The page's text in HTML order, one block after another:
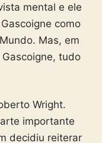
mental e ele
como
Mas, em
tudo
Wright.
importante
decidiu reiterar